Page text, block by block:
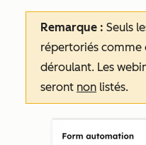
Remarque : Seuls
répertoriés comme
déroulant. Les
seront non listés.